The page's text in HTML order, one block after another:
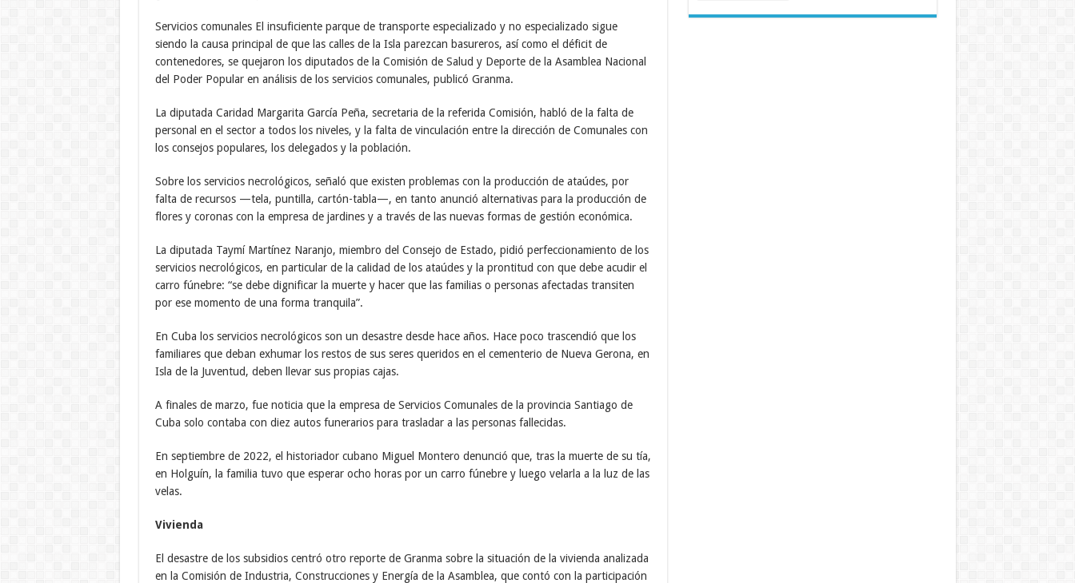
Servicios comunales El insuficiente parque de transporte especializado y no especializado sigue
siendo la causa principal de que las calles de la Isla parezcan basureros, así como el déficit de
contenedores, se quejaron los diputados de la Comisión de Salud y Deporte de la Asamblea Nacional
del Poder Popular en análisis de los servicios comunales, publicó Granma.
La diputada Caridad Margarita García Peña, secretaria de la referida Comisión, habló de la falta de
personal en el sector a todos los niveles, y la falta de vinculación entre la dirección de Comunales con
los consejos populares, los delegados y la población.
Sobre los servicios necrológicos, señaló que existen problemas con la producción de ataúdes, por
falta de recursos —tela, puntilla, cartón-tabla—, en tanto anunció alternativas para la producción de
flores y coronas con la empresa de jardines y a través de las nuevas formas de gestión económica.
La diputada Taymí Martínez Naranjo, miembro del Consejo de Estado, pidió perfeccionamiento de los
servicios necrológicos, en particular de la calidad de los ataúdes y la prontitud con que debe acudir el
carro fúnebre: “se debe dignificar la muerte y hacer que las familias o personas afectadas transiten
por ese momento de una forma tranquila”.
En Cuba los servicios necrológicos son un desastre desde hace años. Hace poco trascendió que los
familiares que deban exhumar los restos de sus seres queridos en el cementerio de Nueva Gerona, en
Isla de la Juventud, deben llevar sus propias cajas.
A finales de marzo, fue noticia que la empresa de Servicios Comunales de la provincia Santiago de
Cuba solo contaba con diez autos funerarios para trasladar a las personas fallecidas.
En septiembre de 2022, el historiador cubano Miguel Montero denunció que, tras la muerte de su tía,
en Holguín, la familia tuvo que esperar ocho horas por un carro fúnebre y luego velarla a la luz de las
velas.
Vivienda
El desastre de los subsidios centró otro reporte de Granma sobre la situación de la vivienda analizada
en la Comisión de Industria, Construcciones y Energía de la Asamblea, que contó con la participación